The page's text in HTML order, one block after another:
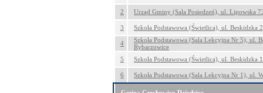
2 Urząd Gminy (Sala Posiedzeń), ul. Lipowska
3 Szkoła Podstawowa (Świetlica), ul. Beskidzka
4
Szkoła Podstawowa (Sala Lekcyjna Nr 5), ul.
Rybarzowice
5
Szkoła Podstawowa (Świetlica), ul. Beskidzka
6 Szkoła Podstawowa (Sala Lekcyjna Nr 1), ul.